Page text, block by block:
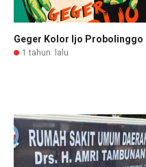
Geger Kolor Ijo Probolinggo
1 tahun lalu